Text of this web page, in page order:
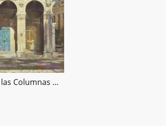
Ciudad de las Columnas IX, 100x100cms